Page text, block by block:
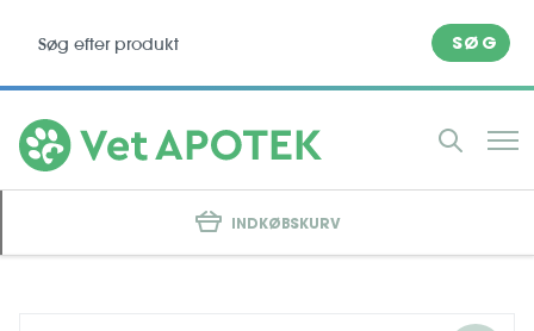
SØG
INDKØBSKURV